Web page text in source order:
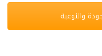
والنوعية